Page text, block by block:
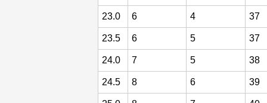
23.0 6 4 37
23.5 6 5 37
24.0 7 5 38
24.5 8 6 39